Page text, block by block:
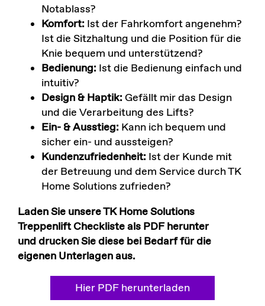
Notablass?
Komfort: Ist der Fahrkomfort angenehm?
Ist die Sitzhaltung und die Position für die
Knie bequem und unterstützend?
Bedienung: Ist die Bedienung einfach und
intuitiv?
Design & Haptik: Gefällt mir das Design
und die Verarbeitung des Lifts?
Ein- & Ausstieg: Kann ich bequem und
sicher ein- und aussteigen?
Kundenzufriedenheit: Ist der Kunde mit
der Betreuung und dem Service durch TK
Home Solutions zufrieden?
Laden Sie unsere TK Home Solutions
Treppenlift Checkliste als PDF herunter
und drucken Sie diese bei Bedarf für die
eigenen Unterlagen aus.
Hier PDF herunterladen